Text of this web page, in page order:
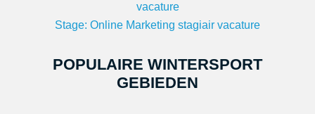
vacature
Stage: Online Marketing stagiair vacature
POPULAIRE WINTERSPORT
GEBIEDEN